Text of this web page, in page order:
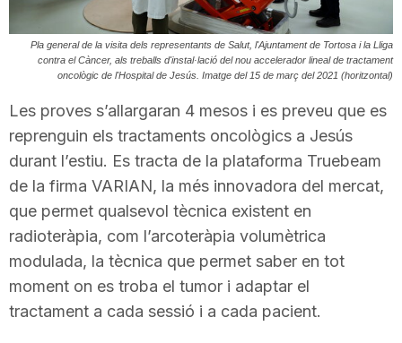
r
a
g
o
Pla general de la visita dels representants de Salut, l'Ajuntament de Tortosa i la Lliga
contra el Càncer, als treballs d'instal·lació del nou accelerador lineal de tractament
oncològic de l'Hospital de Jesús. Imatge del 15 de març del 2021 (horitzontal)
Les proves s’allargaran 4 mesos i es preveu que es
reprenguin els tractaments oncològics a Jesús
durant l’estiu. Es tracta de la plataforma Truebeam
de la firma VARIAN, la més innovadora del mercat,
que permet qualsevol tècnica existent en
radioteràpia, com l’arcoteràpia volumètrica
modulada, la tècnica que permet saber en tot
moment on es troba el tumor i adaptar el
tractament a cada sessió i a cada pacient.